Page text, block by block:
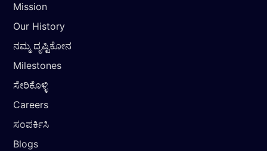
Mission
Our History
ನಮ್ಮ ದೃಷ್ಟಿಕೋನ
Milestones
ಸೇರಿಕೊಳ್ಳಿ
Careers
ಸಂಪರ್ಕಿಸಿ
Blogs